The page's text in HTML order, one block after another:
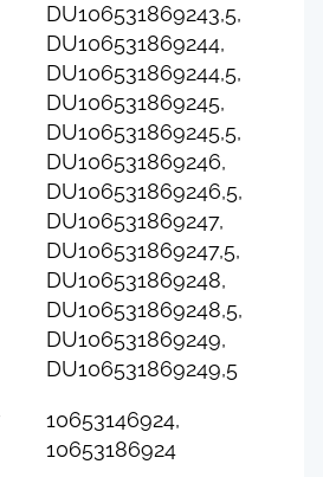
DU106531869243,5,
DU106531869244,
DU106531869244,5,
DU106531869245,
DU106531869245,5,
DU106531869246,
DU106531869246,5,
DU106531869247,
DU106531869247,5,
DU106531869248,
DU106531869248,5,
DU106531869249,
DU106531869249,5
10653146924,
10653186924